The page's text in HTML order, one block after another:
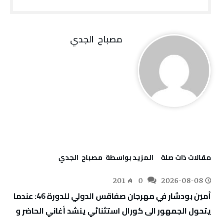
مصباح ‭ ‬الجدي
‫مقالات ذات صلة‬ ‫‫المزيد بواسطة‬ ‬ مصباح ‭ ‬الجدي
2026-08-08
201
أمين بودشار في مهرجان صفاقس الدولي للدورة 46: عندما
يتحول الجمهور الى كورال استثنائي ينشد أغاني الحاضر و